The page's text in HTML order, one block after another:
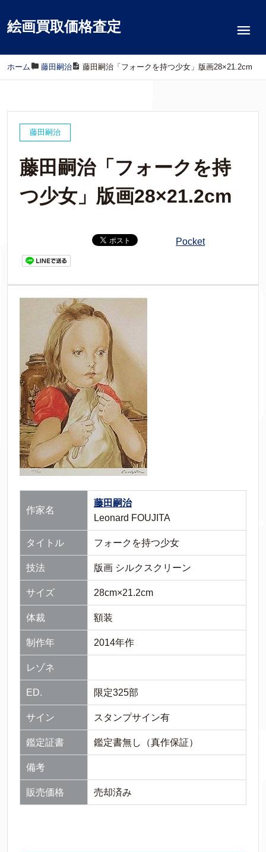
絵画買取価格査定
ホーム / 藤田嗣治/ 藤田嗣治「フォークを持つ少女」版画28×21.2cm
藤田嗣治
藤田嗣治「フォークを持
つ少女」版画28×21.2cm
Pocket
作家名
藤田嗣治
Leonard FOUJITA
タイトル フォークを持つ少女
技法 版画 シルクスクリーン
サイズ 28cm×21.2cm
体裁 額装
制作年 2014年作
レゾネ
ED. 限定325部
サイン スタンプサイン有
鑑定証書 鑑定書無し（真作保証）
備考
販売価格 売却済み